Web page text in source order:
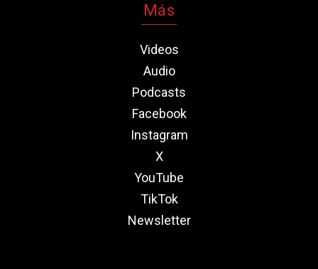
Más
Videos
Audio
Podcasts
Facebook
Instagram
X
YouTube
TikTok
Newsletter